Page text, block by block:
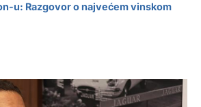
u: Razgovor o najvećem vinskom